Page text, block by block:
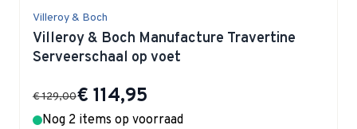
Villeroy & Boch
Villeroy & Boch Manufacture Travertine
Serveerschaal op voet
Special Price
€ 114,95
€ 129,00
Nog 2 items op voorraad